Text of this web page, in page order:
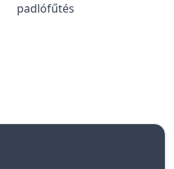
padlófűtés